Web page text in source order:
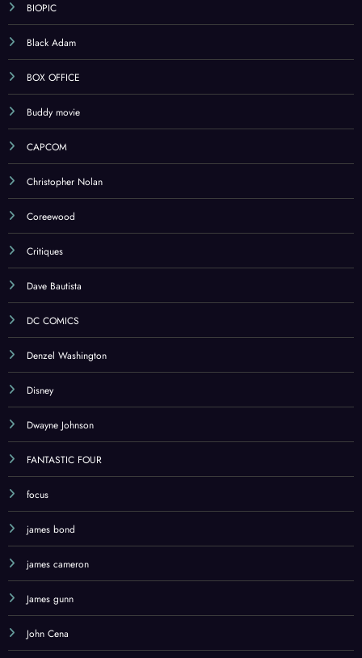
BIOPIC
Black Adam
BOX OFFICE
Buddy movie
CAPCOM
Christopher Nolan
Coreewood
Critiques
Dave Bautista
DC COMICS
Denzel Washington
Disney
Dwayne Johnson
FANTASTIC FOUR
focus
james bond
james cameron
James gunn
John Cena